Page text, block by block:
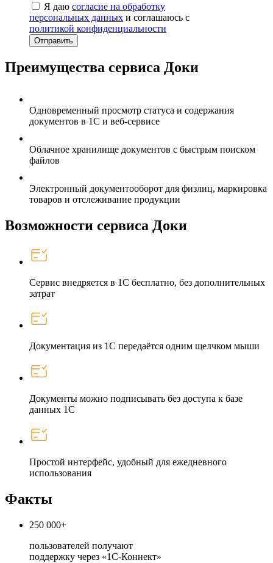
Я даю согласие на обработку
персональных данных и соглашаюсь с
политикой конфиденциальности
Отправить
Преимущества сервиса Доки
Одновременный просмотр статуса и содержания
документов в 1С и веб-сервисе
Облачное хранилище документов с быстрым поиском
файлов
Электронный документооборот для физлиц, маркировка
товаров и отслеживание продукции
Возможности сервиса Доки
Сервис внедряется в 1С бесплатно, без дополнительных
затрат
Документация из 1С передаётся одним щелчком мыши
Документы можно подписывать без доступа к базе
данных 1С
Простой интерфейс, удобный для ежедневного
использования
Факты
250 000+
пользователей получают
поддержку через «1С-Коннект»